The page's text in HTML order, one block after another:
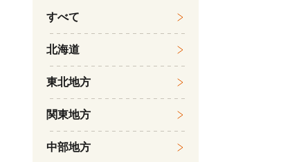
すべて
北海道
東北地方
関東地方
中部地方